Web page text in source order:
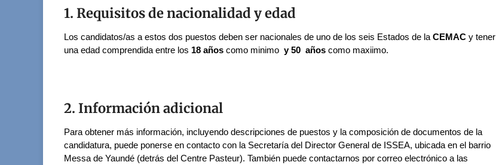
1. Requisitos de nacionalidad y edad
Los candidatos/as a estos dos puestos deben ser nacionales de uno de los seis Estados de la CEMAC y tener
una edad comprendida entre los 18 años como minimo y 50 años como maxiimo.
2. Información adicional
Para obtener más información, incluyendo descripciones de puestos y la composición de documentos de la
candidatura, puede ponerse en contacto con la Secretaría del Director General de ISSEA, ubicada en el barrio
Messa de Yaundé (detrás del Centre Pasteur). También puede contactarnos por correo electrónico a las